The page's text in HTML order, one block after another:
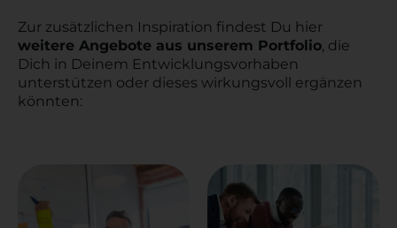
Zur zusätzlichen Inspiration findest Du hier
weitere Angebote aus unserem Portfolio, die
Dich in Deinem Entwicklungsvorhaben
unterstützen oder dieses wirkungsvoll ergänzen
könnten: